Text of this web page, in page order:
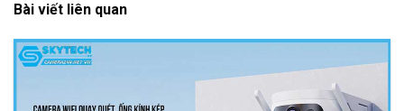
Bài viết liên quan